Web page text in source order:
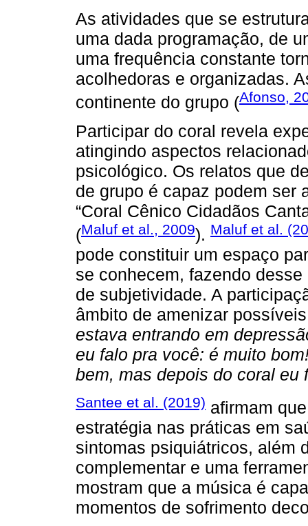
As atividades que se
uma dada programação, de
uma frequência constante
acolhedoras e organizadas.
continente do grupo (Afonso,
Participar do coral revela
atingindo aspectos
psicológico. Os relatos que
de grupo é capaz podem ser
“Coral Cênico Cidadãos
(Maluf et al., 2009). Maluf et al.
pode constituir um espaço
se conhecem, fazendo
de subjetividade. A
âmbito de amenizar
estava entrando em
eu falo pra você: é muito
bem, mas depois do coral eu
Santee et al. (2019) afirmam
estratégia nas práticas em
sintomas psiquiátricos, além
complementar e uma
mostram que a música é
momentos de sofrimento